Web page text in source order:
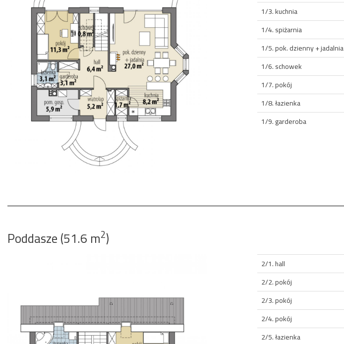
1/3. kuchnia
1/4. spiżarnia
1/5. pok. dzienny + jadalnia
1/6. schowek
1/7. pokój
1/8. łazienka
1/9. garderoba
Poddasze (51.6 m2)
2/1. hall
2/2. pokój
2/3. pokój
2/4. pokój
2/5. łazienka